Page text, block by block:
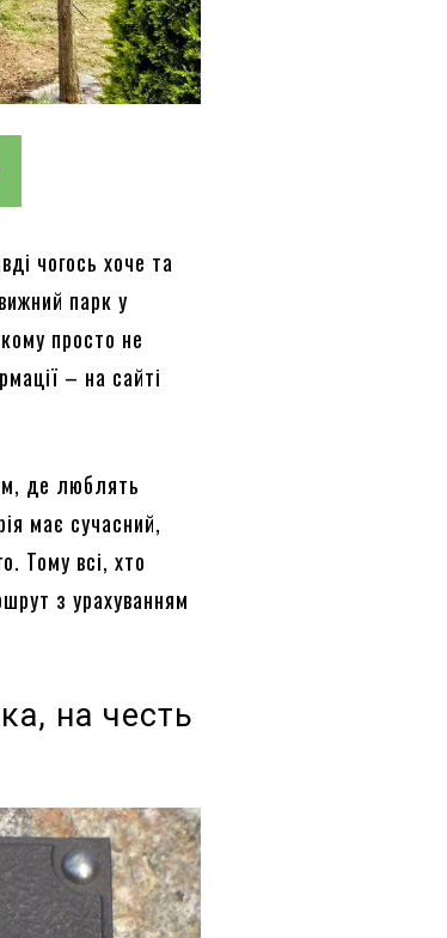
чогось хоче та
парк у
просто не
– на сайті
де люблять
має сучасний,
Тому всі, хто
з урахуванням
на честь